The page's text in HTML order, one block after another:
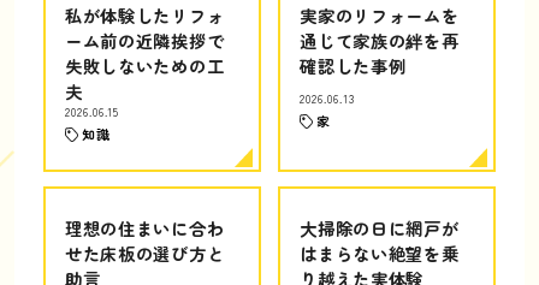
私が体験したリフォ
ーム前の近隣挨拶で
失敗しないための工
夫
2026.06.15
知識
実家のリフォームを
通じて家族の絆を再
確認した事例
2026.06.13
家
理想の住まいに合わ
せた床板の選び方と
助言
大掃除の日に網戸が
はまらない絶望を乗
り越えた実体験